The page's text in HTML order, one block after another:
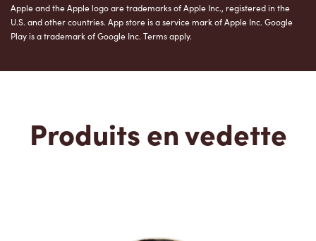
Apple and the Apple logo are trademarks of Apple Inc., registered in the
U.S. and other countries. App store is a service mark of Apple Inc. Google
Play is a trademark of Google Inc. Terms apply.
Produits en vedette